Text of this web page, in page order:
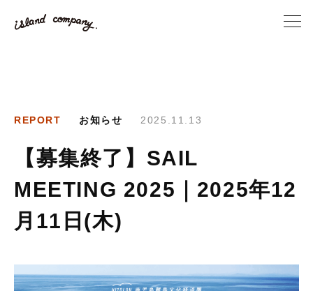
REPORT お知らせ 2025.11.13
【募集終了】SAIL
MEETING 2025｜2025年12
月11日(木)